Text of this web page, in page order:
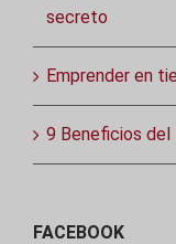
secreto
Emprender en
9 Beneficios
FACEBOOK